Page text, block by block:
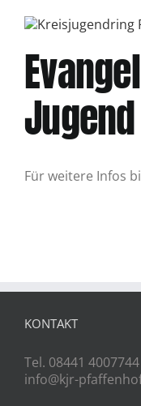
Inhalt
Für weitere Infos
KONTAKT
Tel. 08441 4007744
info@kjr-